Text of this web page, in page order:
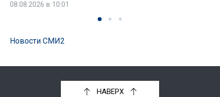
08.08.2026 в 10:01
Новости СМИ2
НАВЕРХ